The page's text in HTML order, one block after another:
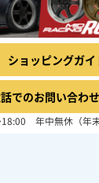
ショッピングガイ
でのお問い合わ
年中無休（年末